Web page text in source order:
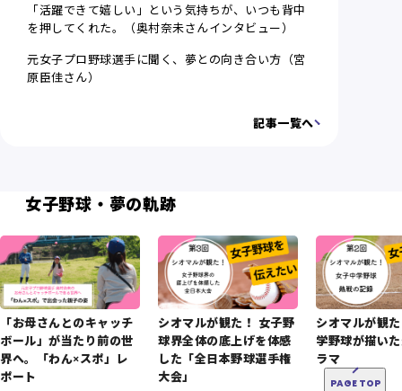
「活躍できて嬉しい」という気持ちが、いつも背中
を押してくれた。（奥村奈未さんインタビュー）
元女子プロ野球選手に聞く、夢との向き合い方（宮
原臣佳さん）
記事一覧へ
女子野球・夢の軌跡
「お母さんとのキャッチ
ボール」が当たり前の世
界へ。「わん×スポ」レ
ポート
シオマルが観た！ 女子野
球界全体の底上げを体感
した「全日本野球選手権
大会」
シオマルが観
学野球が描い
ラマ
PAGE TOP